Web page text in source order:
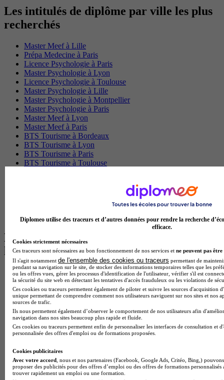
Les intitulés de diplôme par ville les plus
recherchés
Master Meef à Lille
Prépa Medecine à Paris
Licence Psychologie à Paris
Master Psychologie à Lyon
Licence Psychologie à Toulouse
Master Psychologie à Lille
Master Psychologie à Montpellier
Master Psychologie à Paris
Master Meef à Lyon
Master Meef à Paris
BTS Tourisme à Bordeaux
BTS Tourisme à Lyon
BTS Tourisme à Paris
BTS Tourisme à Toulouse
BTS Communication à Bordeaux
BTS Communication à Lyon
BTS Ndrc à Lyon
Les intitulés de diplôme par alternance
les plus recherchés
BTS Esf en alternance
BTS Dietetique en alternance
BTS Mco en alternance
BTS Pi en alternance
BTS Sp3s en alternance
Master CCA en alternance
BTS Ndrc en alternance
BTS Sam en alternance
BTS Sio en alternance
MSc Marketing Digital en alternance
BTS Gpme en alternance
Diplomeo utilise des traceurs et d’autres données pour rendre la recherche
efficace.
Cookies strictement nécessaires
Ces traceurs sont nécessaires au bon fonctionnement de nos services et ne peuvent pas être
Il s'agit notamment de l'ensemble des cookies ou traceurs permettant de
pendant sa navigation sur le site, de stocker des informations temporaires telles que les
ou les offres vues, gérer les processus d'identification de l'utilisateur, vérifier s'il est
la sécurité du site web en détectant les tentatives d'accès frauduleux ou les violations de
Ces cookies ou traceurs permettent également de piloter et suivre les sources d'acquisition
unique permettant de comprendre comment nos utilisateurs naviguent sur nos sites et nos
sources de trafic.
Ils nous permettent également d’observer le comportement de nos utilisateurs afin
navigation dans nos sites beaucoup plus rapide et fluide.
Ces cookies ou traceurs permettent enfin de personnaliser les interfaces de consultation et
personnalisée des offres d'emploi ou de formations proposées.
Cookies publicitaires
Avec votre accord , nous et nos partenaires (Facebook, Google Ads, Critéo, Bing,)
proposer des publicités pour des offres d’emploi ou des offres de formations
trouver rapidement un emploi ou une formation.